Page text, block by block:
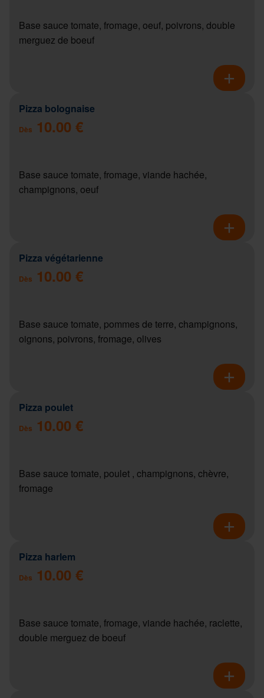
Base sauce tomate, fromage, oeuf, poivrons, double
merguez de boeuf
Pizza bolognaise
Dès 10.00 €
Base sauce tomate, fromage, viande hachée,
champignons, oeuf
Pizza végétarienne
Dès 10.00 €
Base sauce tomate, pommes de terre, champignons,
oignons, poivrons, fromage, olives
Pizza poulet
Dès 10.00 €
Base sauce tomate, poulet , champignons, chèvre,
fromage
Pizza harlem
Dès 10.00 €
Base sauce tomate, fromage, viande hachée, raclette,
double merguez de boeuf